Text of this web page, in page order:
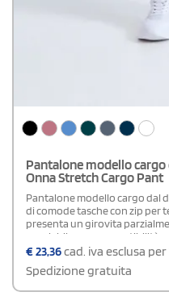
Pantalone modello
Onna Stretch Cargo Pant
Pantalone modello cargo dal
di comode tasche con zip per
presenta un girovita
regolabile per una vestibilità
finta patta aggiunge un tocco
fondo gamba offrono
Realizzato in tessuto leggero
comfort.
€23,36cad. iva esclusa
Spedizione gratuita